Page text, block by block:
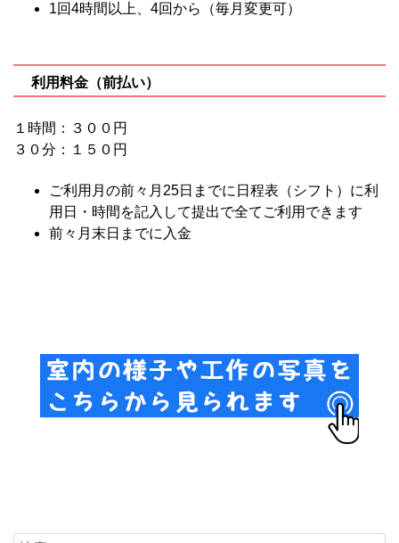
1回4時間以上、4回から（毎月変更可）
利用料金（前払い）
１時間：３００円
３０分：１５０円
ご利用月の前々月25日までに日程表（シフト）に利
用日・時間を記入して提出で全てご利用できます
前々月末日までに入金